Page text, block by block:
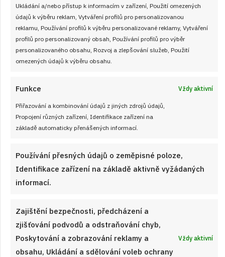
Ukládání a/nebo přístup k informacím v zařízení, Použití omezených
údajů k výběru reklam, Vytváření profilů pro personalizovanou
reklamu, Používání profilů k výběru personalizované reklamy, Vytváření
profilů pro personalizovaný obsah, Používání profilů pro výběr
personalizovaného obsahu, Rozvoj a zlepšování služeb, Použití
omezených údajů k výběru obsahu.
Funkce Vždy aktivní
Přiřazování a kombinování údajů z jiných zdrojů údajů,
Propojení různých zařízení, Identifikace zařízení na
základě automaticky přenášených informací.
Používání přesných údajů o zeměpisné poloze,
Identifikace zařízení na základě aktivně vyžádaných
informací.
Zajištění bezpečnosti, předcházení a
zjišťování podvodů a odstraňování chyb,
Poskytování a zobrazování reklamy a
obsahu, Ukládání a sdělování voleb ochrany
Vždy aktivní
Cuketové krokety se sýrem, česnekem a
křupavými kuličkami z vlastní zahrady
odEVA SIKOROVÁ 9. 8. 2026 HLAVNÍ JÍDLA